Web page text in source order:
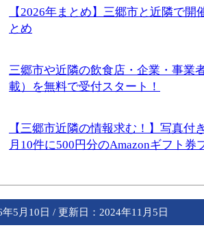
【2026年まとめ】三郷市と近隣で
とめ
三郷市や近隣の飲食店・企業・事業
載）を無料で受付スタート！
【三郷市近隣の情報求む！】写真
月10件に500円分のAmazonギフト券
年5月10日 / 更新日： 2024年11月5日